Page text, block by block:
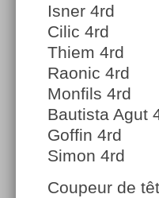
Isner 4rd
Cilic 4rd
Thiem 4rd
Raonic 4rd
Monfils 4rd
Bautista Agut
Goffin 4rd
Simon 4rd
Coupeur de